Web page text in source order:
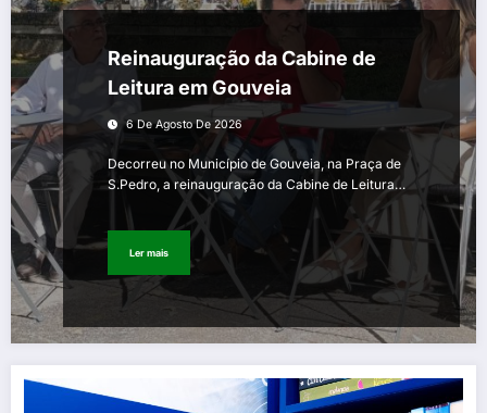
Reinauguração da Cabine de
Leitura em Gouveia
6 De Agosto De 2026
Decorreu no Município de Gouveia, na Praça de
S.Pedro, a reinauguração da Cabine de Leitura…
Ler mais